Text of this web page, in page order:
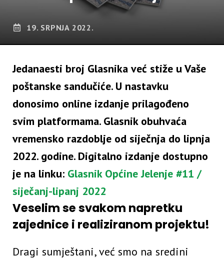
19. SRPNJA 2022.
Jedanaesti broj Glasnika već stiže u Vaše
poštanske sandučiće. U nastavku
donosimo online izdanje prilagođeno
svim platformama. Glasnik obuhvaća
vremensko razdoblje od siječnja do lipnja
2022. godine. Digitalno izdanje dostupno
je na linku: Glasnik Općine Jelenje #11 /
siječanj-lipanj 2022
Veselim se svakom napretku
zajednice i realiziranom projektu!
Dragi sumještani, već smo na sredini